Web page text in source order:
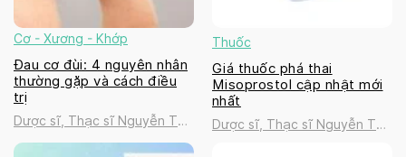
Cơ - Xương - Khớp
Đau cơ đùi: 4 nguyên nhân
thường gặp và cách điều
trị
Dược sĩ, Thạc sĩ Nguyễn Thị
Thanh Tú
Thuốc
Giá thuốc phá thai
Misoprostol cập nhật mới
nhất
Dược sĩ, Thạc sĩ Nguyễn Thị